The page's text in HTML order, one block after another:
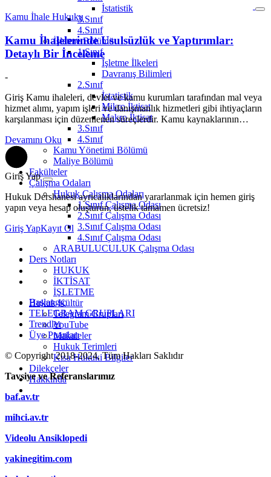
İstatistik
3.Sınıf
4.Sınıf
İşletme Bölümü
1.Sınıf
İşletme İlkeleri
Davranış Bilimleri
2.Sınıf
İstatistik
Mikro İktisat
Makro İktisat
3.Sınıf
4.Sınıf
Kamu Yönetimi Bölümü
Maliye Bölümü
Fakülteler
Çalışma Odaları
Hukuk Çalışma Odaları
1.Sınıf Çalışma Odası
2.Sınıf Çalışma Odası
3.Sınıf Çalışma Odası
4.Sınıf Çalışma Odası
ARABULUCULUK Çalışma Odası
Ders Notları
HUKUK
İKTİSAT
İŞLETME
Hukuk Kültür
Telegram Grupları
YouTube
Makaleler
Hukuk Terimleri
Kısa Hukuki Bilgiler
Dilekçeler
Hakkında
Kamu İhale Hukuku
Kamu İhalelerinde Usulsüzlük ve Yaptırımlar:
Detaylı Bir İnceleme
-
Giriş Kamu ihaleleri, devlet ve kamu kurumları tarafından mal veya
hizmet alımı, yapım işleri ve danışmanlık hizmetleri gibi ihtiyaçların
karşılanması için düzenlenen süreçlerdir. Kamu kaynaklarının…
Devamını Oku
Giriş Yap
Hukuk Dershanesi ayrıcalıklarından yararlanmak için hemen giriş
yapın veya hesap oluşturun, üstelik tamamen ücretsiz!
Giriş YapKayıt Ol
Başlangıç
TELEGRAM GRUPLARI
Trendler
Üye Puanları
© Copyright 2018-2024, Tüm Hakları Saklıdır
Tavsiye ve Referanslarımız
baf.av.tr
mihci.av.tr
Videolu Ansiklopedi
yakinegitim.com